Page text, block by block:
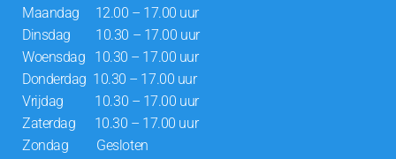
Maandag 12.00 – 17.00 uur
Dinsdag 10.30 – 17.00 uur
Woensdag 10.30 – 17.00 uur
Donderdag 10.30 – 17.00 uur
Vrijdag 10.30 – 17.00 uur
Zaterdag 10.30 – 17.00 uur
Zondag Gesloten